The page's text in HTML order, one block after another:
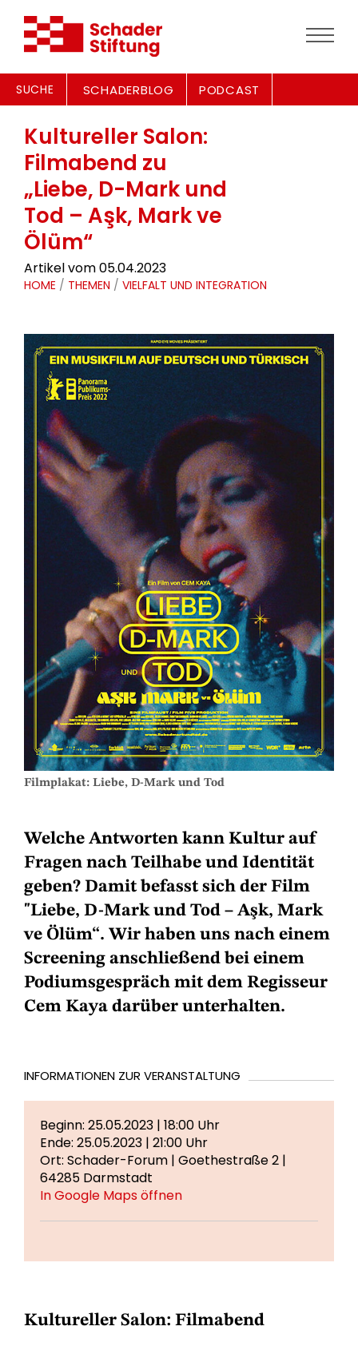
SUCHE SCHADERBLOG PODCAST
Kultureller Salon:
Filmabend zu
„Liebe, D-Mark und
Tod – Aşk, Mark ve
Ölüm“
Artikel vom 05.04.2023
HOME / THEMEN / VIELFALT UND INTEGRATION
Filmplakat: Liebe, D-Mark und Tod
Welche Antworten kann Kultur auf
Fragen nach Teilhabe und Identität
geben? Damit befasst sich der Film
"Liebe, D-Mark und Tod – Aşk, Mark
ve Ölüm“. Wir haben uns nach einem
Screening anschließend bei einem
Podiumsgespräch mit dem Regisseur
Cem Kaya darüber unterhalten.
INFORMATIONEN ZUR VERANSTALTUNG
Beginn: 25.05.2023 | 18:00 Uhr
Ende: 25.05.2023 | 21:00 Uhr
Ort: Schader-Forum | Goethestraße 2 |
64285 Darmstadt
In Google Maps öffnen
Kultureller Salon: Filmabend